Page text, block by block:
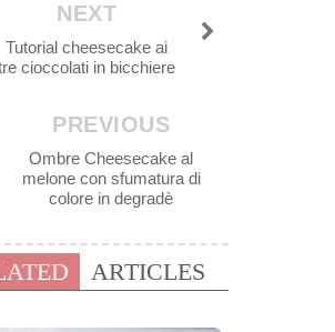
NEXT
Tutorial cheesecake ai
cioccolati in bicchiere
PREVIOUS
Ombre Cheesecake al
melone con sfumatura di
colore in degradè
ARTICLES